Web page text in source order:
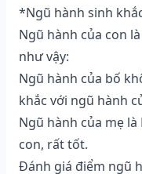
*Ngũ hành sinh
Ngũ hành của con
như vậy:
Ngũ hành của bố
khắc với ngũ hành
Ngũ hành của mẹ
con, rất tốt.
Đánh giá điểm ngũ